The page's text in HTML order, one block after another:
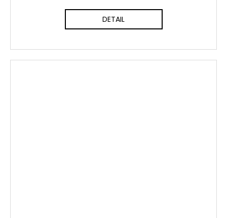
DETAIL